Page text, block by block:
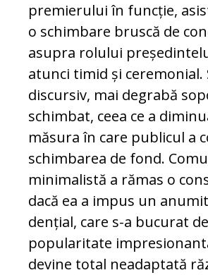
pre­­mie­rului în funcție,
o schim­ba­re bruscă de
asupra ro­lu­lui
atunci timid și ce­re­m­o­nial.
discursiv, mai degrabă
schimbat, ceea ce a
măsura în care publicul a
schimbarea de fond.
minimalistă a rămas o
dacă ea a impus un
den­ți­al, care s-a bucurat
popularitate
devine total ne­a­dap­ta­tă